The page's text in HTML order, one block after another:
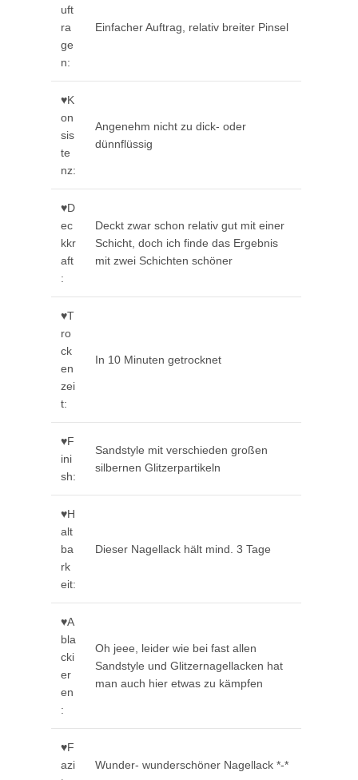
uft
ra
ge
n:
Einfacher Auftrag, relativ breiter Pinsel
♥K
on
sis
te
nz:
Angenehm nicht zu dick- oder
dünnflüssig
♥D
ec
kkr
aft
:
Deckt zwar schon relativ gut mit einer
Schicht, doch ich finde das Ergebnis
mit zwei Schichten schöner
♥T
ro
ck
en
zei
t:
In 10 Minuten getrocknet
♥F
ini
sh:
Sandstyle mit verschieden großen
silbernen Glitzerpartikeln
♥H
alt
ba
rk
eit:
Dieser Nagellack hält mind. 3 Tage
♥A
bla
cki
er
en
:
Oh jeee, leider wie bei fast allen
Sandstyle und Glitzernagellacken hat
man auch hier etwas zu kämpfen
♥F
azi
Wunder- wunderschöner Nagellack *-*